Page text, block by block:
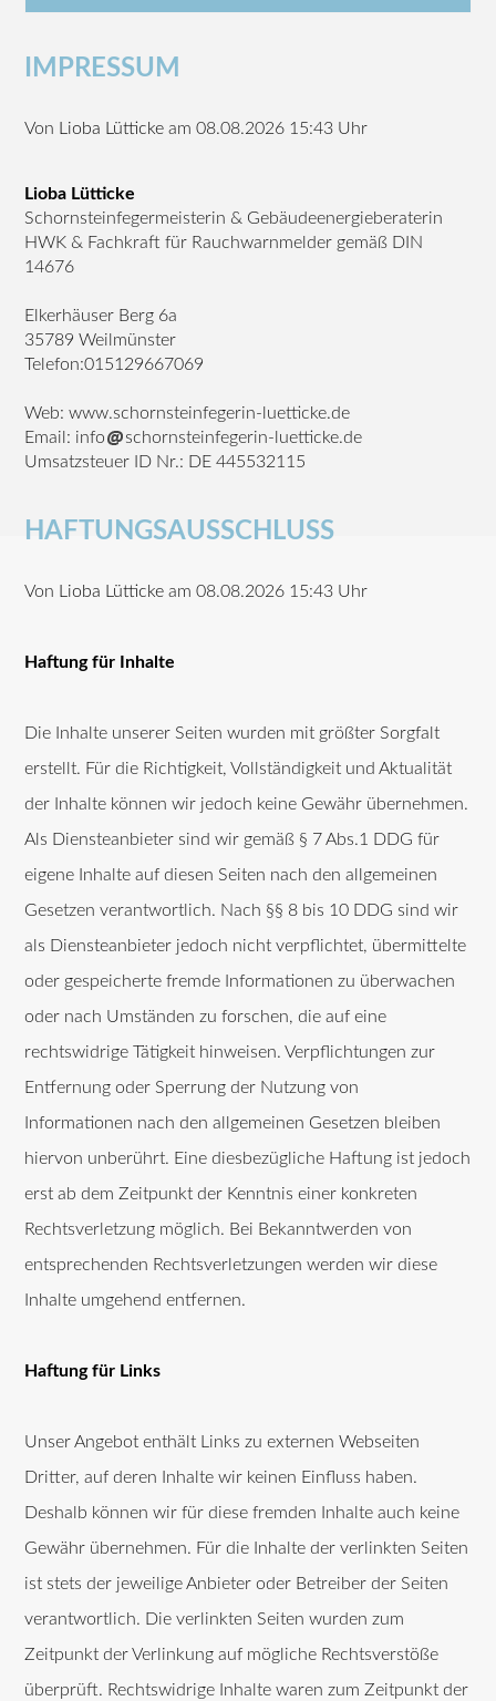
IMPRESSUM
Von Lioba Lütticke am 08.08.2026 15:43 Uhr
Lioba Lütticke
Schornsteinfegermeisterin & Gebäudeenergieberaterin
HWK & Fachkraft für Rauchwarnmelder gemäß DIN
14676
Elkerhäuser Berg 6a
35789 Weilmünster
Telefon:015129667069
Web: www.schornsteinfegerin-luetticke.de
Email: info
schornsteinfegerin-luetticke.de
Umsatzsteuer ID Nr.: DE 445532115
HAFTUNGSAUSSCHLUSS
Von Lioba Lütticke am 08.08.2026 15:43 Uhr
Haftung für Inhalte
Die Inhalte unserer Seiten wurden mit größter Sorgfalt
erstellt. Für die Richtigkeit, Vollständigkeit und Aktualität
der Inhalte können wir jedoch keine Gewähr übernehmen.
Als Diensteanbieter sind wir gemäß § 7 Abs.1 DDG für
eigene Inhalte auf diesen Seiten nach den allgemeinen
Gesetzen verantwortlich. Nach §§ 8 bis 10 DDG sind wir
als Diensteanbieter jedoch nicht verpflichtet, übermittelte
oder gespeicherte fremde Informationen zu überwachen
oder nach Umständen zu forschen, die auf eine
rechtswidrige Tätigkeit hinweisen. Verpflichtungen zur
Entfernung oder Sperrung der Nutzung von
Informationen nach den allgemeinen Gesetzen bleiben
hiervon unberührt. Eine diesbezügliche Haftung ist jedoch
erst ab dem Zeitpunkt der Kenntnis einer konkreten
Rechtsverletzung möglich. Bei Bekanntwerden von
entsprechenden Rechtsverletzungen werden wir diese
Inhalte umgehend entfernen.
Haftung für Links
Unser Angebot enthält Links zu externen Webseiten
Dritter, auf deren Inhalte wir keinen Einfluss haben.
Deshalb können wir für diese fremden Inhalte auch keine
Gewähr übernehmen. Für die Inhalte der verlinkten Seiten
ist stets der jeweilige Anbieter oder Betreiber der Seiten
verantwortlich. Die verlinkten Seiten wurden zum
Zeitpunkt der Verlinkung auf mögliche Rechtsverstöße
überprüft. Rechtswidrige Inhalte waren zum Zeitpunkt der